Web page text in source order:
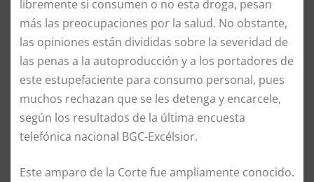
libremente si consumen o no esta droga, pesan
más las preocupaciones por la salud. No obstante,
las opiniones están divididas sobre la severidad de
las penas a la autoproducción y a los portadores de
este estupefaciente para consumo personal, pues
muchos rechazan que se les detenga y encarcele,
según los resultados de la última encuesta
telefónica nacional BGC-Excélsior.
Este amparo de la Corte fue ampliamente conocido.